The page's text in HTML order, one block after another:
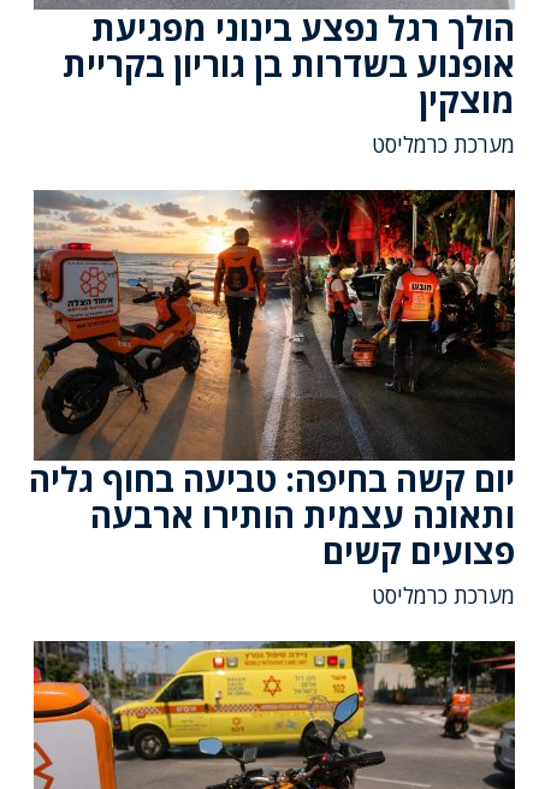
הולך רגל נפצע בינוני מפגיעת
אופנוע בשדרות בן גוריון בקריית
מוצקין
מערכת כרמליסט
יום קשה בחיפה: טביעה בחוף גליה
ותאונה עצמית הותירו ארבעה
פצועים קשים
מערכת כרמליסט